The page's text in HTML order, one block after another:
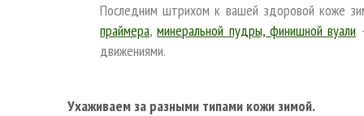
Последним штрихом к вашей здоровой коже
праймера,минеральной пудры, финишной вуали
движениями.
Ухаживаем за разными типами кожи зимой.